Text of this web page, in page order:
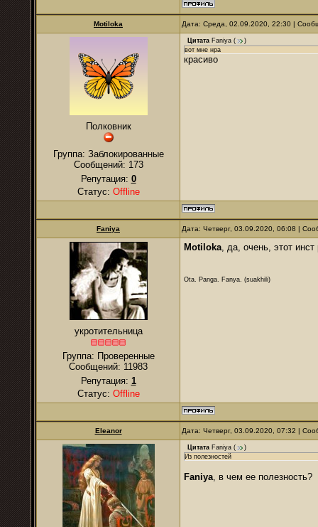
Motiloka Дата: Среда, 02.09.2020, 22:30 |
Полковник
Группа: Заблокированные
Сообщений: 173
Репутация: 0
Статус: Offline
Цитата Faniya (
)
вот мне нра
красиво
Faniya Дата: Четверг, 03.09.2020, 06:08 |
укротительница
Группа: Проверенные
Сообщений: 11983
Репутация: 1
Статус: Offline
Motiloka, да, очень, этот
Ota. Panga. Fanya. (suakhili)
Eleanor Дата: Четверг, 03.09.2020, 07:32 |
Цитата Faniya (
)
Из полезностей
Faniya, в чем ее полезность?